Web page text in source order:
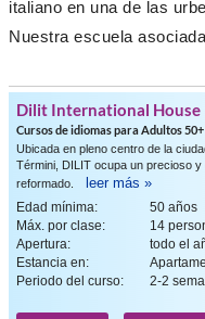
italiano en una de las
Nuestra escuela
Dilit International House
Cursos de idiomas para Adultos
Ubicada en pleno centro de la
Términi, DILIT ocupa un precioso
reformado.
leer más »
Edad mínima:
50 años
Máx. por clase:
14
Apertura:
todo el
Estancia en:
Periodo del curso:
2-2